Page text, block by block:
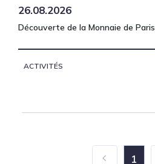
26.08.2026
Découverte de la Monnaie de Paris
ACTIVITÉS
1